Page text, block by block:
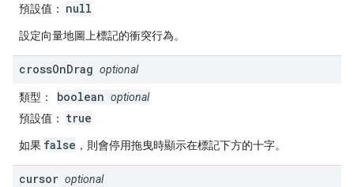
預設值：
null
設定向量地圖上標記的衝突行為。
crossOnDrag optional
類型： boolean optional
預設值：
true
如果 false ，則會停用拖曳時顯示在標記下方的十字。
cursor optional